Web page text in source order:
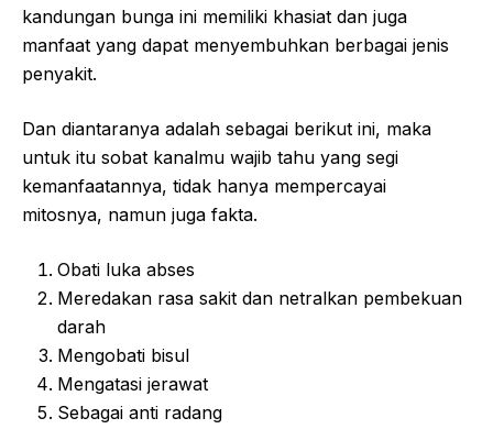
kandungan bunga ini memiliki khasiat dan juga
manfaat yang dapat menyembuhkan berbagai jenis
penyakit.
Dan diantaranya adalah sebagai berikut ini, maka
untuk itu sobat kanalmu wajib tahu yang segi
kemanfaatannya, tidak hanya mempercayai
mitosnya, namun juga fakta.
Obati luka abses
Meredakan rasa sakit dan netralkan pembekuan
darah
Mengobati bisul
Mengatasi jerawat
Sebagai anti radang